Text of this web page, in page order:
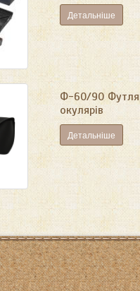
Детальніше
Ф-60/90
окулярів
Детальніше